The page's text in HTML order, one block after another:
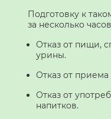
Подготовку к
за несколько
Отказ от пищи,
урины.
Отказ от
Отказ от
напитков.